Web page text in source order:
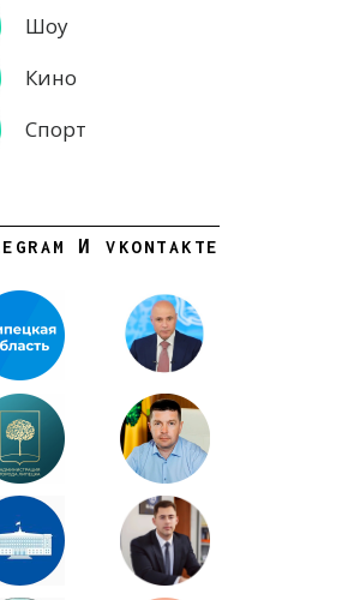
Шоу
Кино
Спорт
И VKONTAKTE